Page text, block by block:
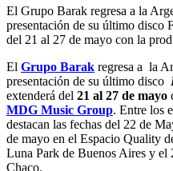
El Grupo Barak regresa a la
presentación de su último disco
del 21 al 27 de mayo con la
El Grupo Barak regresa a la
presentación de su último disco
extenderá del 21 al 27 de mayo
MDG Music Group. Entre los
destacan las fechas del 22 de
de mayo en el Espacio Quality
Luna Park de Buenos Aires y el
Chaco.